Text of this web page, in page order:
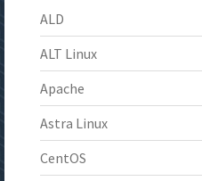
ALD
ALT Linux
Apache
Astra Linux
CentOS